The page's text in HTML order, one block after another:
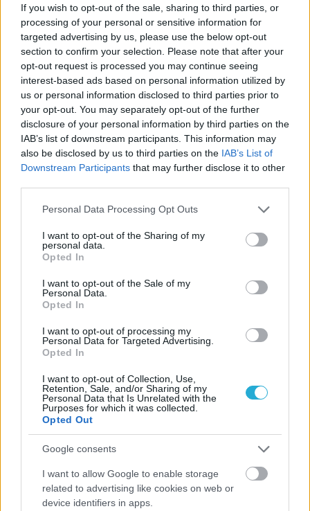
If you wish to opt-out of the sale, sharing to third parties, or
processing of your personal or sensitive information for
targeted advertising by us, please use the below opt-out
section to confirm your selection. Please note that after your
opt-out request is processed you may continue seeing
interest-based ads based on personal information utilized by
us or personal information disclosed to third parties prior to
your opt-out. You may separately opt-out of the further
disclosure of your personal information by third parties on the
IAB’s list of downstream participants. This information may
also be disclosed by us to third parties on the IAB’s List of
Downstream Participants that may further disclose it to other
Please note that this website/app uses one or more Google
not limited to your visit or usage behaviour. You may click to
grant or deny consent to Google and its third-party tags to
use your data for below specified purposes in below Google
consent section.
Personal Data Processing Opt Outs
I want to opt-out of the Sharing of my
personal data.
Opted In
I want to opt-out of the Sale of my
Personal Data.
Opted In
I want to opt-out of processing my
Personal Data for Targeted Advertising.
Opted In
I want to opt-out of Collection, Use,
Retention, Sale, and/or Sharing of my
Personal Data that Is Unrelated with the
Purposes for which it was collected.
Opted Out
Google consents
I want to allow Google to enable storage
related to advertising like cookies on web or
device identifiers in apps.
ΕΝΩΣΕΙΣ-ΑΚΑΔΗΜΙΕΣ 23/05/2016
«Κούπα» στις Παγκορασίδες Α’ της Ηλιούπολης
Τα κορίτσια της Ηλιούπολης πανηγύρισαν την κατάκτηση
του τίτλου των παγκορασίδων Α΄ στην τελική φάση του
Πρωταθλήματος της Ένωσης Σωματείων Πετοσφαίρισης
Δυτικής Αττικής (Ε.Σ.ΠΕ.Δ.Α.). Την 3η θέση κατέκτησε ο
αναδείχθηκε η Μποκή της θριαμβεύτριας ομάδας.
Νίκη Πορφύρα κόντρα στο Αιγάλεω
Την ήττα με 2-1 από τον Πορφύρα γνώρισε το Αιγάλεω
στον πρώτο πρωινό Κυριακάτικο αγώνα του στο τουρνουά
της Ευρυάλης ενώ το βράδυ στις 21.00 θα αντιμετωπίσει το